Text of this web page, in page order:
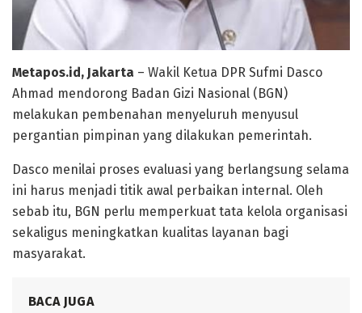
Metapos.id, Jakarta – Wakil Ketua DPR Sufmi Dasco
Ahmad mendorong Badan Gizi Nasional (BGN)
melakukan pembenahan menyeluruh menyusul
pergantian pimpinan yang dilakukan pemerintah.
Dasco menilai proses evaluasi yang berlangsung selama
ini harus menjadi titik awal perbaikan internal. Oleh
sebab itu, BGN perlu memperkuat tata kelola organisasi
sekaligus meningkatkan kualitas layanan bagi
masyarakat.
BACA JUGA